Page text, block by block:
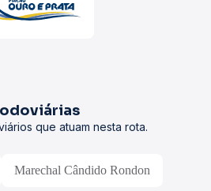
que atuam nesta rota.
Marechal Cândido Rondon